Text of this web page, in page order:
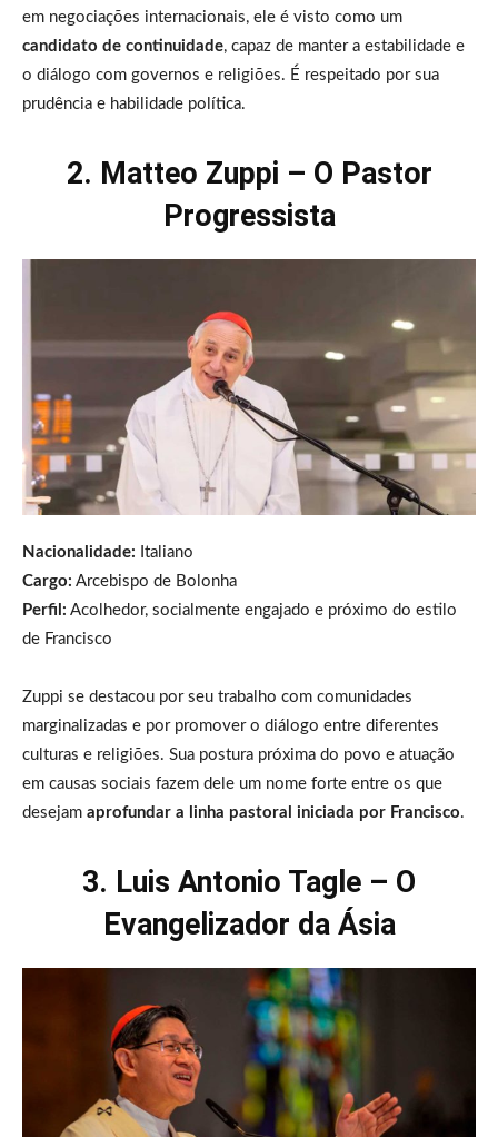
em negociações internacionais, ele é visto como um
candidato de continuidade, capaz de manter a estabilidade e
o diálogo com governos e religiões. É respeitado por sua
prudência e habilidade política.
2. Matteo Zuppi – O Pastor
Progressista
Nacionalidade: Italiano
Cargo: Arcebispo de Bolonha
Perfil: Acolhedor, socialmente engajado e próximo do estilo
de Francisco
Zuppi se destacou por seu trabalho com comunidades
marginalizadas e por promover o diálogo entre diferentes
culturas e religiões. Sua postura próxima do povo e atuação
em causas sociais fazem dele um nome forte entre os que
desejam aprofundar a linha pastoral iniciada por Francisco.
3. Luis Antonio Tagle – O
Evangelizador da Ásia